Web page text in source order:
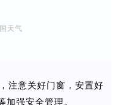
天气
注意关好门窗，安置好
加强安全管理。